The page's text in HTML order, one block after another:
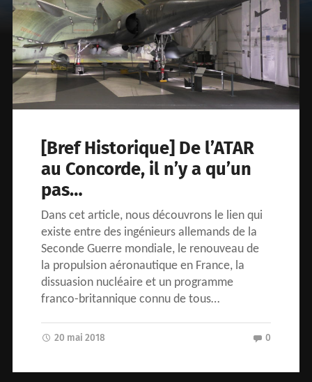
[Bref Historique] De l’ATAR
au Concorde, il n’y a qu’un
pas…
Dans cet article, nous découvrons le lien qui
existe entre des ingénieurs allemands de la
Seconde Guerre mondiale, le renouveau de
la propulsion aéronautique en France, la
dissuasion nucléaire et un programme
franco-britannique connu de tous…
20 mai 2018 0